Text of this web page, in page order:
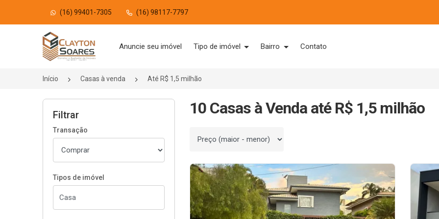
(16) 99401-7305 (16) 98117-7797
Página inicial
Anuncie seu imóvel Tipo de imóvel Bairro Contato
Início Casas à venda Até R$ 1,5 milhão
Filtrar
Transação
Tipos de imóvel
10 Casas à Venda até R$ 1,5 milhão
Ordenar por